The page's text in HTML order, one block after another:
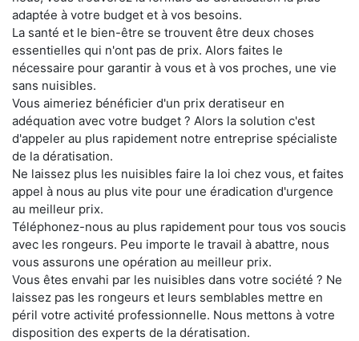
adaptée à votre budget et à vos besoins.
La santé et le bien-être se trouvent être deux choses
essentielles qui n'ont pas de prix. Alors faites le
nécessaire pour garantir à vous et à vos proches, une vie
sans nuisibles.
Vous aimeriez bénéficier d'un prix deratiseur en
adéquation avec votre budget ? Alors la solution c'est
d'appeler au plus rapidement notre entreprise spécialiste
de la dératisation.
Ne laissez plus les nuisibles faire la loi chez vous, et faites
appel à nous au plus vite pour une éradication d'urgence
au meilleur prix.
Téléphonez-nous au plus rapidement pour tous vos soucis
avec les rongeurs. Peu importe le travail à abattre, nous
vous assurons une opération au meilleur prix.
Vous êtes envahi par les nuisibles dans votre société ? Ne
laissez pas les rongeurs et leurs semblables mettre en
péril votre activité professionnelle. Nous mettons à votre
disposition des experts de la dératisation.